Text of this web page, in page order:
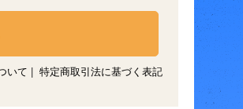
いて 特定商取引法に基づく表記